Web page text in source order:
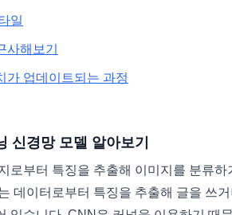
일
사해보기
가 업데이트되는 과정
신경망 모델 알아보기
로부터 특징을 추출해 이미지를 분류
데이터로부터 특징을 추출해 글을 쓰